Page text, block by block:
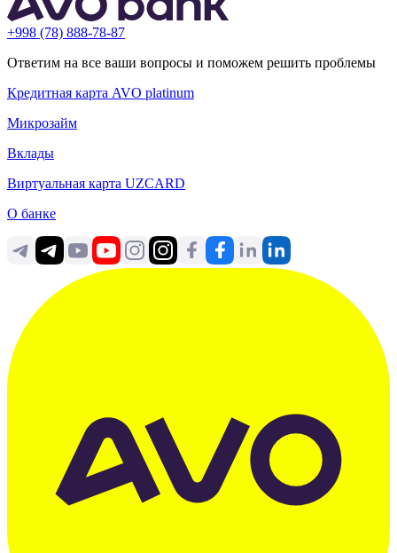
+998 (78) 888-78-87
Ответим на все ваши вопросы и поможем решить проблемы
Кредитная карта AVO platinum
Микрозайм
Вклады
Виртуальная карта UZCARD
О банке